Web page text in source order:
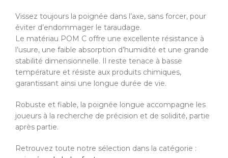
Vissez toujours la poignée dans l’axe, sans forcer, pour
éviter d’endommager le taraudage.
Le matériau POM C offre une excellente résistance à
l’usure, une faible absorption d’humidité et une grande
stabilité dimensionnelle. Il reste tenace à basse
température et résiste aux produits chimiques,
garantissant ainsi une longue durée de vie.
Robuste et fiable, la poignée longue accompagne les
joueurs à la recherche de précision et de solidité, partie
après partie.
Retrouvez toute notre sélection dans la catégorie :